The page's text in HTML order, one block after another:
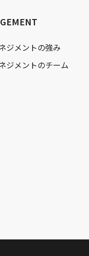
ジメントの強み
ジメントのチーム